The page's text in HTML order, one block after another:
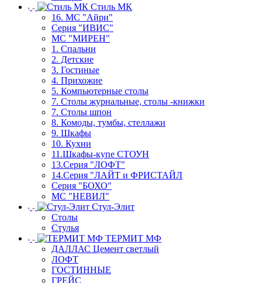
Стиль МК
16. МС "Айри"
Серия "ИВИС"
МС "МИРЕН"
1. Спальни
2. Детские
3. Гостиные
4. Прихожие
5. Компьютерные столы
7. Столы журнальные, столы -книжки
7. Столы шпон
8. Комоды, тумбы, стеллажи
9. Шкафы
10. Кухни
11.Шкафы-купе СТОУН
13.Серия "ЛОФТ"
14.Серия "ЛАЙТ и ФРИСТАЙЛ
Серия "БОХО"
МС "НЕВИЛ"
Стул-Элит
Столы
Стулья
ТЕРМИТ МФ
ДАЛЛАС Цемент светлый
ЛОФТ
ГОСТИННЫЕ
ГРЕЙС